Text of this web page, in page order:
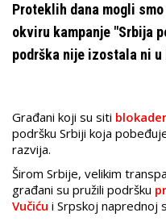
Proteklih dana mogli
okviru kampanje "Srbija
podrška nije izostala ni u
Građani koji su siti
podršku Srbiji koja
razvija.
Širom Srbije, velikim
građani su pružili podršku
Vučiću i Srpskoj naprednoj